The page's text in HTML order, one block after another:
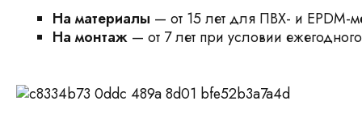
На материалы — от 15 лет для ПВХ- и EPDM-
На монтаж— от 7 лет при условии